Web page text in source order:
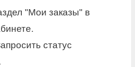
"Мои заказы" в
статус